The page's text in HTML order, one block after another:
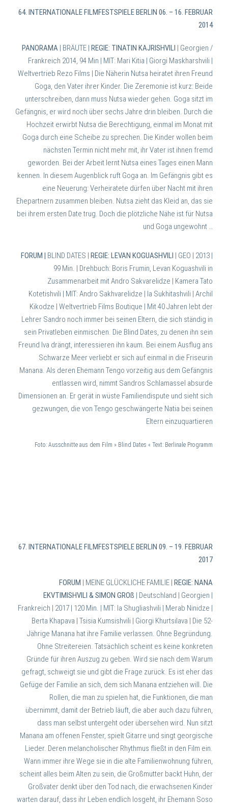
64. INTERNATIONALE FILMFESTSPIELE BERLIN 06. – 16. FEBRUAR
2014
PANORAMA | BRÄUTE | REGIE: TINATIN KAJRISHVILI
| Georgien /
Frankreich 2014, 94 Min |
MIT: Mari Kitia | Giorgi Maskharshvili |
Weltvertrieb Rezo Films |
Die Näherin Nutsa heiratet ihren Freund
Goga, den Vater ihrer Kinder. Die Zeremonie ist kurz: Beide
unterschreiben, dann muss Nutsa wieder gehen. Goga sitzt im
Gefängnis, er wird noch über sechs Jahre drin bleiben. Durch die
Hochzeit erwirbt Nutsa die Berechtigung, einmal im Monat mit
Goga durch eine Scheibe zu sprechen. Die Kinder wollen beim
nächsten Termin nicht mehr mit, ihr Vater ist ihnen fremd
geworden. Bei der Arbeit lernt Nutsa eines Tages einen Mann
kennen. In diesem Augenblick ruft Goga an. Im Gefängnis gibt es
eine Neuerung: Verheiratete dürfen über Nacht mit ihren
Ehepartnern zusammen bleiben. Nutsa zieht das Kleid an, das sie
bei ihrem ersten Date trug. Doch die plötzliche Nähe ist für Nutsa
und Goga ungewohnt …
FORUM BLIND DATES | REGIE: LEVAN KOGUASHVILI
| GEO | 2013 |
99 Min. |
Drehbuch: Boris Frumin, Levan Koguashvili in
Zusammenarbeit mit Andro Sakvarelidze | Kamera Tato
Kotetishvili
| MIT: Andro Sakhvarelidze | Ia Sukhitashvili | Archil
Kikodze | Weltvertrieb Films Boutique |
Mit 40 Jahren lebt der
Lehrer Sandro noch immer bei seinen Eltern, die sich ständig in
sein Privatleben einmischen. Die Blind Dates, zu denen ihn sein
Freund Iva drängt, interessieren ihn kaum. Bei einem Ausflug ans
Schwarze Meer verliebt er sich auf einmal in die Friseurin
Manana. Als deren Ehemann Tengo vorzeitig aus dem Gefängnis
entlassen wird, nimmt Sandros Schlamassel absurde
Dimensionen an. Er gerät in wüste Familiendispute und sieht sich
gezwungen, die von Tengo geschwängerte Natia bei seinen
Eltern einzuquartieren
Foto: Ausschnitte aus dem Film » Blind Dates « Text: Berlinale Programm
67. INTERNATIONALE FILMFESTSPIELE BERLIN 09. – 19. FEBRUAR
2017
FORUM | MEINE GLÜCKLICHE FAMILIE |
REGIE: NANA
EKVTIMISHVILI & SIMON GROß
| Deutschland | Georgien |
Frankreich | 2017 | 120 Min. |
MIT: Ia Shugliashvili | Merab Ninidze |
Berta Khapava | Tsisia Kumsishvili | Giorgi Khurtsilava
Die 52-
Jährige Manana hat ihre Familie verlassen. Ohne Begründung.
Ohne Streitereien. Tatsächlich scheint es keine konkreten
Gründe für ihren Auszug zu geben. Wird sie nach dem Warum
gefragt, schweigt sie und gibt die Frage zurück. Es ist eher das
Gefüge der Familie an sich, dem sich Manana entziehen will. Die
Rollen, die man zu spielen hat, die Funktionen, die man
übernimmt, damit der Betrieb läuft, die aber auch dazu führen,
dass man selbst untergeht oder übersehen wird. Nun sitzt
Manana am offenen Fenster, spielt Gitarre und singt georgische
Lieder. Deren melancholischer Rhythmus fließt in den Film ein.
Wann immer ihre Wege sie in die alte Familienwohnung führen,
scheint alles beim Alten zu sein, die Großmutter backt Huhn, der
Großvater denkt über den Tod nach, die erwachsenen Kinder
warten darauf, dass ihr Leben endlich losgeht, ihr Ehemann Soso